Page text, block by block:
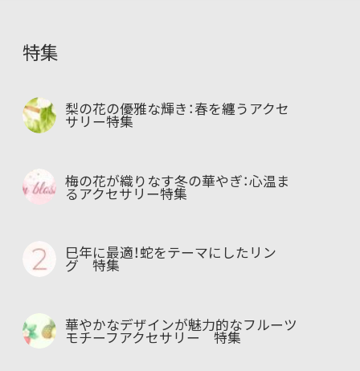
特集
梨の花の優雅な輝き：春を纏うアクセ
サリー特集
梅の花が織りなす冬の華やぎ：心温ま
るアクセサリー特集
巳年に最適！蛇をテーマにしたリン
グ 特集
華やかなデザインが魅力的なフルーツ
モチーフアクセサリー 特集